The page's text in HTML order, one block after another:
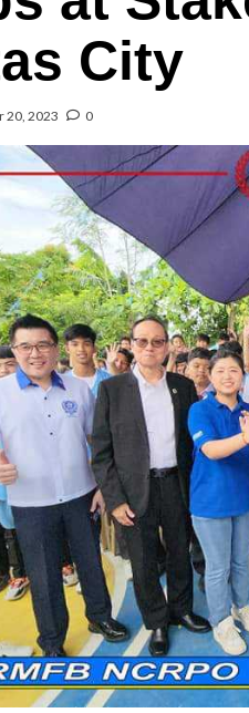
City
20, 2023 0